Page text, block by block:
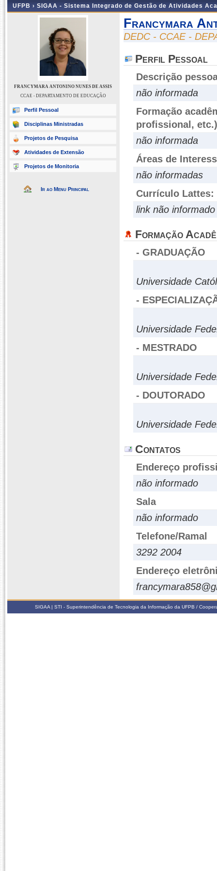
UFPB › SIGAA - Sistema Integrado de Gestão de Atividades
FRANCYMARA ANTONINO NUNES DE ASSIS
CCAE - DEPARTAMENTO DE EDUCAÇÃO
Perfil Pessoal
Disciplinas Ministradas
Projetos de Pesquisa
Atividades de Extensão
Projetos de Monitoria
Ir ao Menu Principal
Francymara
DEDC - CCAE -
Perfil Pessoal
Descrição
não informada
Formação
profissional, etc.)
não informada
Áreas de
não informadas
Currículo Lattes:
link não informado
Formação
- GRADUAÇÃO
Universidade
-
Universidade
- MESTRADO
Universidade
- DOUTORADO
Universidade
Contatos
Endereço
não informado
Sala
não informado
Telefone/Ramal
3292 2004
Endereço
SIGAA | STI - Superintendência de Tecnologia da Informação da UFPB /